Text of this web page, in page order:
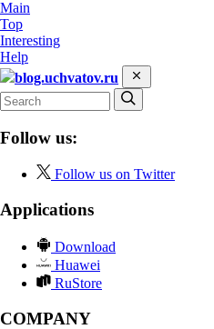
Main
Top
Interesting
Help
blog.uchvatov.ru
Follow us:
Follow us on Twitter
Applications
Download
Huawei
RuStore
COMPANY